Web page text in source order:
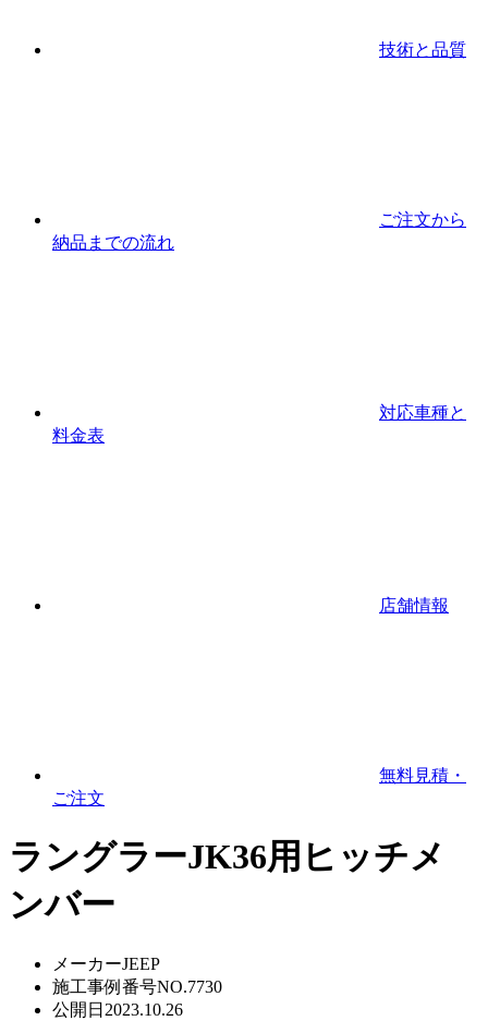
技術と品質
ご注文から
納品までの流れ
対応車種と
料金表
店舗情報
無料見積・
ご注文
ラングラーJK36用ヒッチメ
ンバー
メーカーJEEP
施工事例番号NO.7730
公開日 2023.10.26